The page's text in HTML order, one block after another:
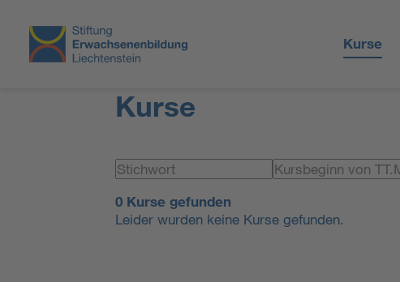
Kurse
Kurse
0 Kurse gefunden
Leider wurden keine Kurse gefunden.